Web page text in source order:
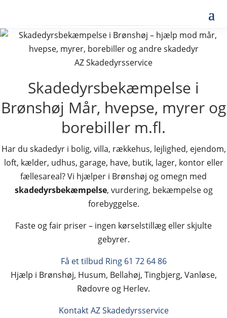
AZ Skadedyrsservice
Skadedyrsbekæmpelse i
Brønshøj Mår, hvepse, myrer og
borebiller m.fl.
Har du skadedyr i bolig, villa, rækkehus, lejlighed, ejendom,
loft, kælder, udhus, garage, have, butik, lager, kontor eller
fællesareal? Vi hjælper i Brønshøj og omegn med
skadedyrsbekæmpelse, vurdering, bekæmpelse og
forebyggelse.
Faste og fair priser – ingen kørselstillæg eller skjulte
gebyrer.
Få et tilbud Ring 61 72 64 86
Hjælp i Brønshøj, Husum, Bellahøj, Tingbjerg, Vanløse,
Rødovre og Herlev.
Kontakt AZ Skadedyrsservice